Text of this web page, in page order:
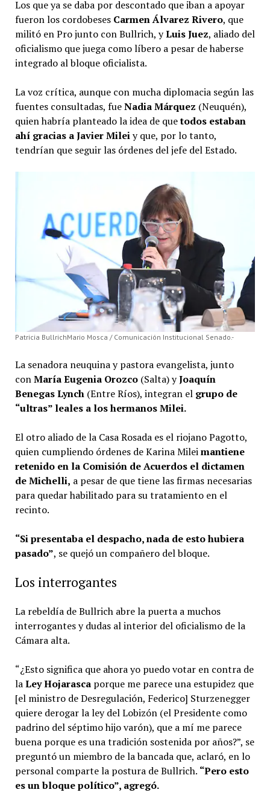
Los que ya se daba por descontado que iban a apoyar
fueron los cordobeses Carmen Álvarez Rivero, que
militó en Pro junto con Bullrich, yLuis Juez, aliado del
oficialismo que juega como líbero a pesar de haberse
integrado al bloque oficialista.
La voz crítica, aunque con mucha diplomacia según las
fuentes consultadas, fueNadia Márquez (Neuquén),
quien habría planteado la idea de quetodos estaban
ahí gracias a Javier Mileiy que, por lo tanto,
tendrían que seguir las órdenes del jefe del Estado.
Patricia BullrichMario Mosca / Comunicación Institucional Senado.-
La senadora neuquina y pastora evangelista, junto
conMaría Eugenia Orozco(Salta) yJoaquín
Benegas Lynch (Entre Ríos), integran el grupo de
“ultras” leales a los hermanos Milei.
El otro aliado de la Casa Rosada es el riojano Pagotto,
quien cumpliendo órdenes de Karina Mileimantiene
retenido en la Comisión de Acuerdos el dictamen
de Michelli, a pesar de que tiene las firmas necesarias
para quedar habilitado para su tratamiento en el
recinto.
“Si presentaba el despacho, nada de esto hubiera
pasado”, se quejó un compañero del bloque.
Los interrogantes
La rebeldía de Bullrich abre la puerta a muchos
interrogantes y dudas al interior del oficialismo de la
Cámara alta.
“¿Esto significa que ahora yo puedo votar en contra de
laLey Hojarascaporque me parece una estupidez que
[el ministro de Desregulación, Federico] Sturzenegger
quiere derogar la ley del Lobizón (el Presidente como
padrino del séptimo hijo varón), que a mí me parece
buena porque es una tradición sostenida por años?”, se
preguntó un miembro de la bancada que, aclaró, en lo
personal comparte la postura de Bullrich. “Pero esto
es un bloque político”, agregó.